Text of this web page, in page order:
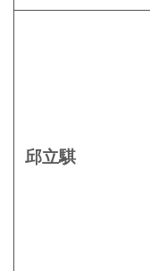
邱立騏